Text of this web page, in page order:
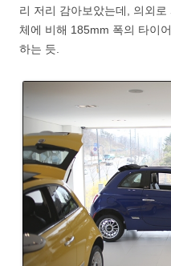
리 저리 감아보았는데, 의외
체에 비해 185mm 폭의 타이
하는 듯.